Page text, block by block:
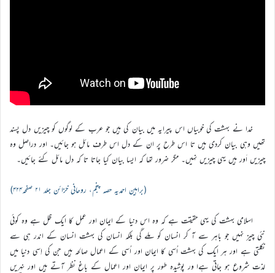
خدا نے بہشت کی خوبیاں اس پیرایہ میں بیان کی ہیں جو عرب کے لوگوں کو چیزیں دل پسند
تھیں وہی بیان کردی ہیں تا اس طرح پر ان کے دل اس طرف مائل ہو جائیں۔ اور دراصل وہ
چیزیں اَور ہیں یہی چیزیں نہیں۔ مگر ضرور تھا کہ ایسا بیان کیا جاتا تا کہ دل مائل کئے جائیں۔
(براہین احمدیہ حصہ پنجم، روحانی خزائن جلد ۲۱ صفحہ۴۲۴)
اسلامی بہشت کی یہی حقیقت ہے کہ وہ اس دنیا کے ایمان اور عمل کا ایک ظل ہے وہ کوئی
نئی چیز نہیں جو باہر سے آ کر انسان کو ملے گی بلکہ انسان کی بہشت انسان کے اندر ہی سے
نکلتی ہے اور ہر ایک کی بہشت اُسی کا ایمان اور اُسی کے اعمال صالحہ ہیں جن کی اِسی دنیا میں
لذت شروع ہو جاتی ہےا ور پوشیدہ طور پر ایمان اور اعمال کے باغ نظر آتے ہیں اور نہریں